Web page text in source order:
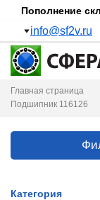
Пополнение
info@sf2v.ru
Главная страница
Подшипник 116126
Категория